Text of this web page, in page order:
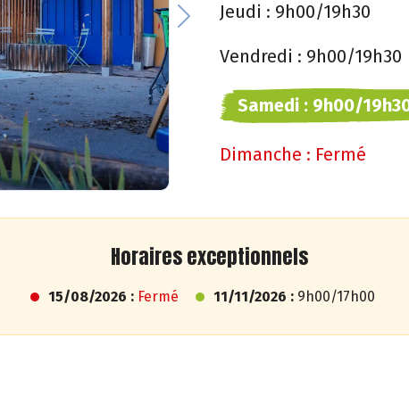
Next
Jeudi : 9h00/19h30
Vendredi : 9h00/19h30
Samedi : 9h00/
Dimanche : Fermé
Horaires exceptionnels
15/08/2026 : Fermé 11/11/2026 : 9h00/17h00